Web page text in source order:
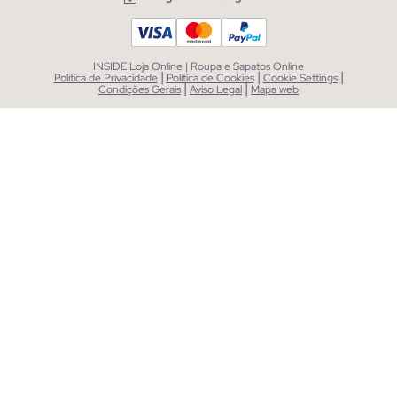
INSIDE Loja Online | Roupa e Sapatos Online
Política de Privacidade | Política de Cookies | Cookie Settings |
Condições Gerais|Aviso Legal| Mapa web